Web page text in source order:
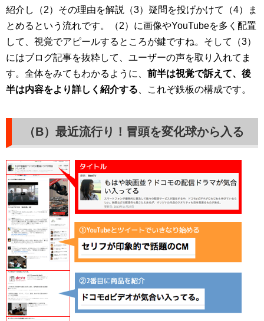
紹介し（2）その理由を解説（3）疑問を投げかけて（4）ま
とめるという流れです。（2）に画像やYouTubeを多く配置
して、視覚でアピールするところが鍵ですね。そして（3）
にはブログ記事を抜粋して、ユーザーの声を取り入れてま
す。全体をみてもわかるように、 前半は視覚で訴えて、後
半は内容をより詳しく紹介する、これぞ鉄板の構成です。
（B）最近流行り！冒頭を変化球から入る